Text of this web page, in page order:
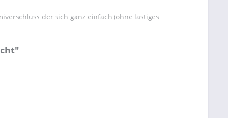
der sich ganz einfach (ohne lästiges